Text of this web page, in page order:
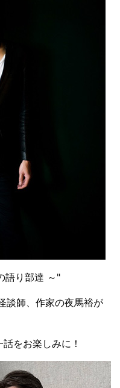
語り部達 ～"
談師、作家の夜馬裕が
をお楽しみに！